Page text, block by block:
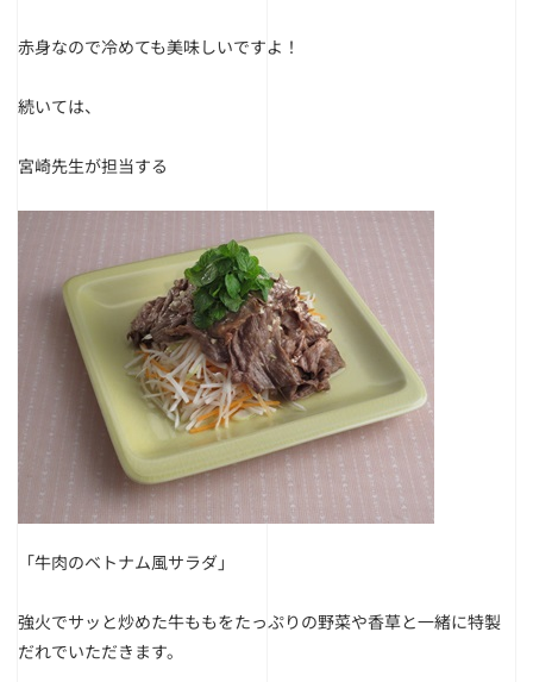
赤身なので冷めても美味しいですよ！
続いては、
宮崎先生が担当する
「牛肉のベトナム風サラダ」
強火でサッと炒めた牛ももをたっぷりの野菜や香草と一緒に特製
だれでいただきます。